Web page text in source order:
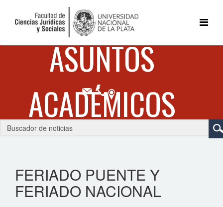
FERIADO PUENTE Y
FERIADO NACIONAL